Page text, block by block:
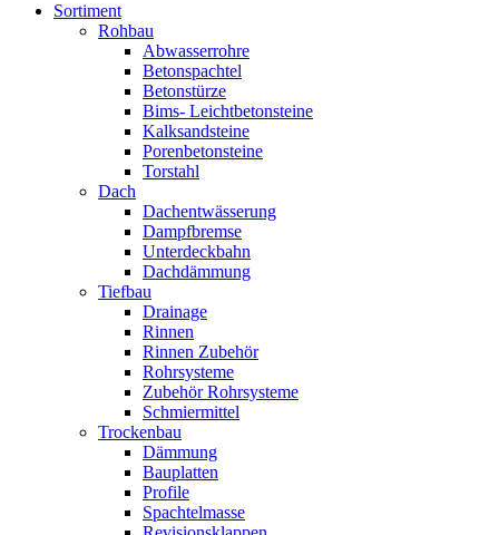
Sortiment
Rohbau
Abwasserrohre
Betonspachtel
Betonstürze
Bims- Leichtbetonsteine
Kalksandsteine
Porenbetonsteine
Torstahl
Dach
Dachentwässerung
Dampfbremse
Unterdeckbahn
Dachdämmung
Tiefbau
Drainage
Rinnen
Rinnen Zubehör
Rohrsysteme
Zubehör Rohrsysteme
Schmiermittel
Trockenbau
Dämmung
Bauplatten
Profile
Spachtelmasse